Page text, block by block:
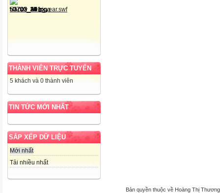
THÀNH VIÊN TRỰC TUYẾN
5 khách và 0 thành viên
TIN TỨC MỚI NHẤT
SẮP XẾP DỮ LIỆU
Mới nhất
Tải nhiều nhất
Bản quyền thuộc về Hoàng Thị